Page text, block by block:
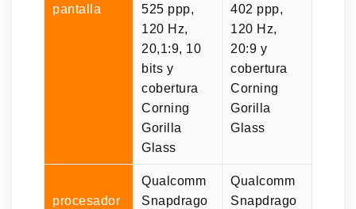
pantalla
525 ppp,
120 Hz,
20,1:9, 10
bits y
cobertura
Corning
Gorilla
Glass
402 ppp,
120 Hz,
20:9 y
cobertura
Corning
Gorilla
Glass
procesador
Qualcomm
Snapdrago
Qualcomm
Snapdrago